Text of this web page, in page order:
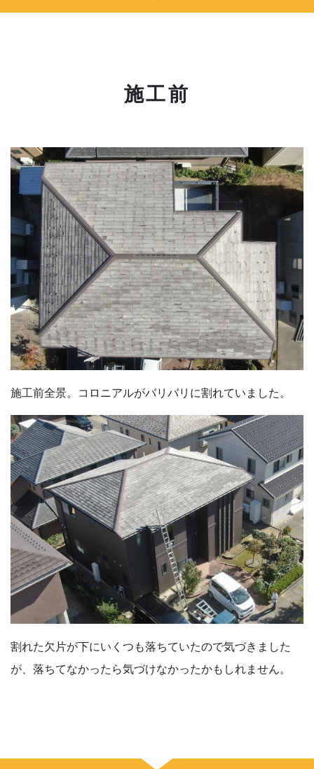
施工前
施工前全景。コロニアルがバリバリに割れていました。
割れた欠片が下にいくつも落ちていたので気づきました
が、落ちてなかったら気づけなかったかもしれません。